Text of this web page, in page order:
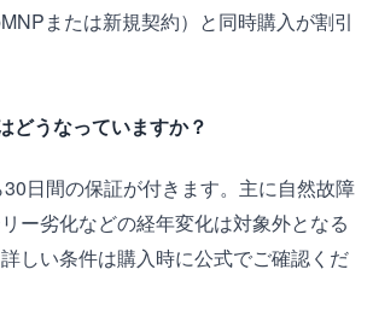
または新規契約）と同時購入が割引
どうなっていますか？
日間の保証が付きます。主に自然故障
ー劣化などの経年変化は対象外となる
しい条件は購入時に公式でご確認くだ